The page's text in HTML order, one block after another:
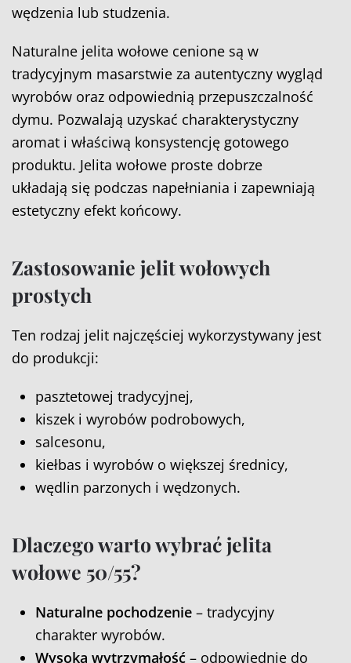
wędzenia lub studzenia.
Naturalne jelita wołowe cenione są w
tradycyjnym masarstwie za autentyczny wygląd
wyrobów oraz odpowiednią przepuszczalność
dymu. Pozwalają uzyskać charakterystyczny
aromat i właściwą konsystencję gotowego
produktu. Jelita wołowe proste dobrze
układają się podczas napełniania i zapewniają
estetyczny efekt końcowy.
Zastosowanie jelit wołowych
prostych
Ten rodzaj jelit najczęściej wykorzystywany jest
do produkcji:
pasztetowej tradycyjnej,
kiszek i wyrobów podrobowych,
salcesonu,
kiełbas i wyrobów o większej średnicy,
wędlin parzonych i wędzonych.
Dlaczego warto wybrać jelita
wołowe 50/55?
Naturalne pochodzenie – tradycyjny
charakter wyrobów.
Wysoka wytrzymałość – odpowiednie do